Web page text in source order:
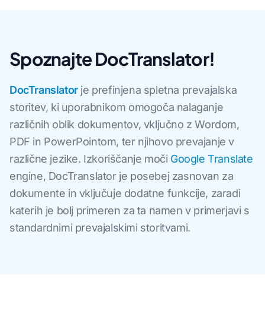
Spoznajte DocTranslator!
DocTranslatorje prefinjena spletna prevajalska
storitev, ki uporabnikom omogoča nalaganje
različnih oblik dokumentov, vključno z Wordom,
PDF in PowerPointom, ter njihovo prevajanje v
različne jezike. Izkoriščanje moči Google Translate
engine, DocTranslator je posebej zasnovan za
dokumente in vključuje dodatne funkcije, zaradi
katerih je bolj primeren za ta namen v primerjavi s
standardnimi prevajalskimi storitvami.